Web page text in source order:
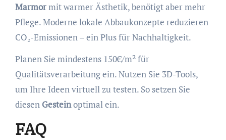
Marmormit warmer Ästhetik, benötigt aber mehr
Pflege. Moderne lokale Abbaukonzepte reduzieren
CO₂-Emissionen – ein Plus für Nachhaltigkeit.
Planen Sie mindestens 150€/m² für
Qualitätsverarbeitung ein. Nutzen Sie 3D-Tools,
um Ihre Ideen virtuell zu testen. So setzen Sie
diesen Gesteinoptimal ein.
FAQ